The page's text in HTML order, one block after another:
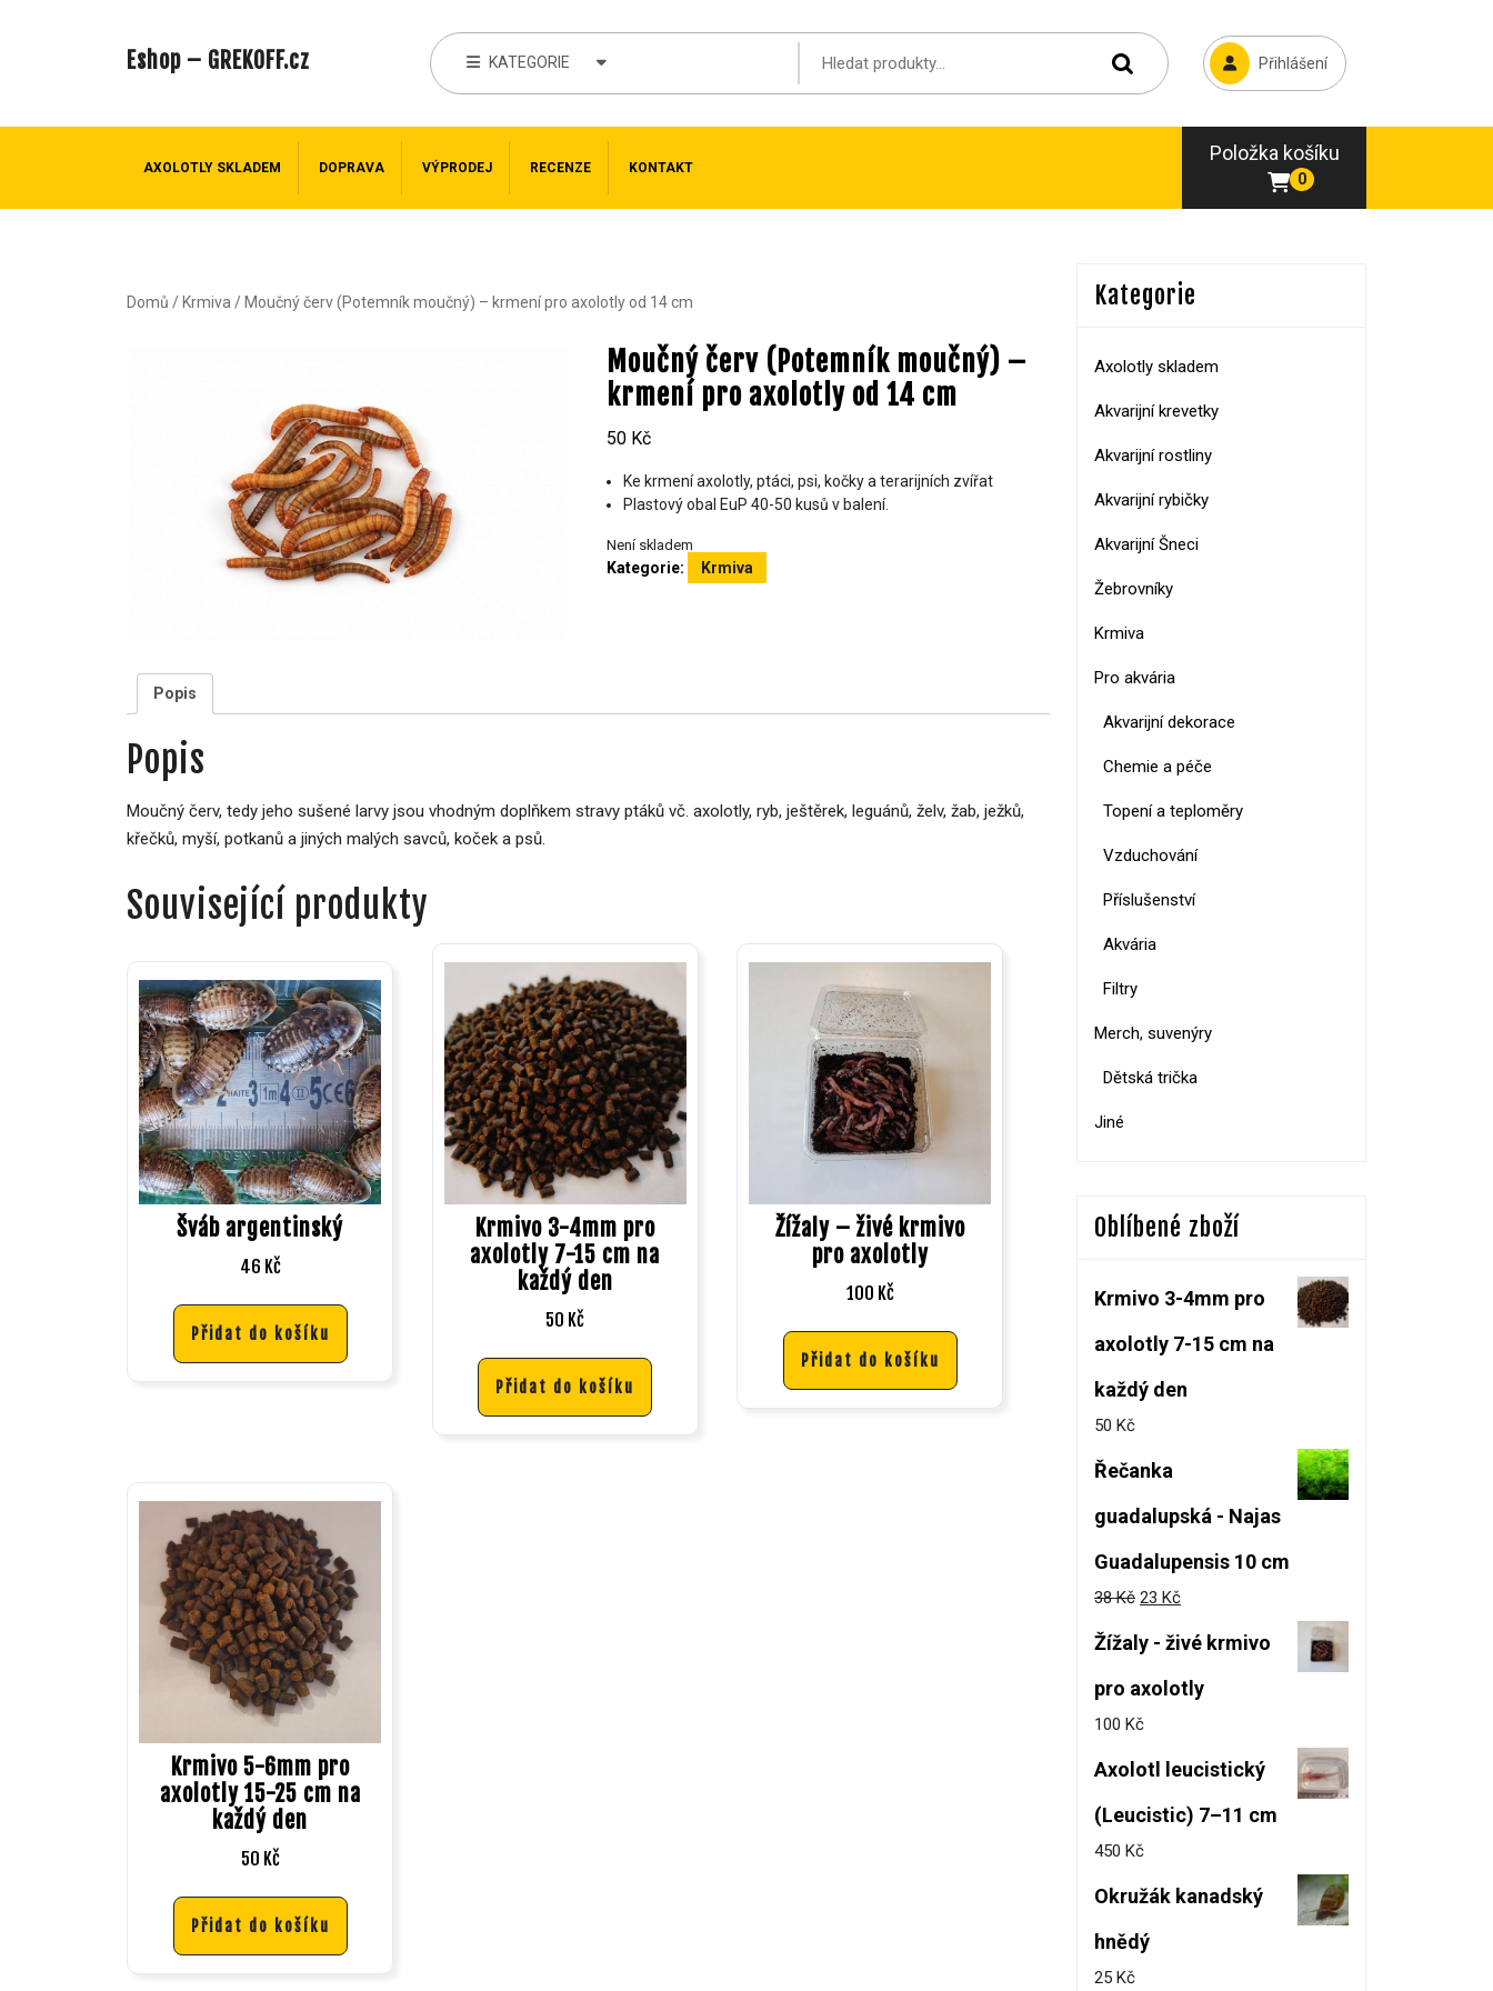
Eshop – GREKOFF.cz KATEGORIE Přihlášení
AXOLOTLY SKLADEM DOPRAVA VÝPRODEJ RECENZE KONTAKT
Položka košíku
0
Domů / Krmiva / Moučný červ (Potemník moučný) – krmení pro axolotly od 14 cm
Moučný červ (Potemník moučný) –
krmení pro axolotly od 14 cm
50 Kč
Ke krmení axolotly, ptáci, psi, kočky a terarijních zvířat
Plastový obal EuP 40-50 kusů v balení.
Není skladem
Kategorie: Krmiva
Popis
Popis
Moučný červ, tedy jeho sušené larvy jsou vhodným doplňkem stravy ptáků vč. axolotly, ryb, ještěrek, leguánů, želv, žab, ježků,
křečků, myší, potkanů a jiných malých savců, koček a psů.
Související produkty
Šváb argentinský
46 Kč
Přidat do košíku
Krmivo 3-4mm pro
axolotly 7-15 cm na
každý den
50 Kč
Přidat do košíku
Žížaly – živé krmivo
pro axolotly
100 Kč
Přidat do košíku
Krmivo 5-6mm pro
axolotly 15-25 cm na
každý den
50 Kč
Přidat do košíku
Kategorie
Axolotly skladem
Akvarijní krevetky
Akvarijní rostliny
Akvarijní rybičky
Akvarijní Šneci
Žebrovníky
Krmiva
Pro akvária
Akvarijní dekorace
Chemie a péče
Topení a teploměry
Vzduchování
Příslušenství
Akvária
Filtry
Merch, suvenýry
Dětská trička
Jiné
Oblíbené zboží
Krmivo 3-4mm pro
axolotly 7-15 cm na
každý den
50 Kč
Řečanka
guadalupská - Najas
Guadalupensis 10 cm
38Kč 23 Kč
Žížaly - živé krmivo
pro axolotly
100 Kč
Axolotl leucistický
(Leucistic) 7–11 cm
450 Kč
Okružák kanadský
hnědý
25 Kč